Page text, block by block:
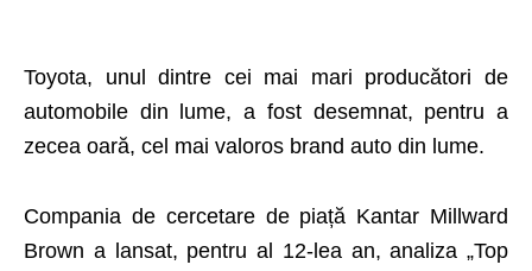
Toyota, unul dintre cei mai mari producători de
automobile din lume, a fost desemnat, pentru a
zecea oară, cel mai valoros brand auto din lume.
Compania de cercetare de piață Kantar Millward
Brown a lansat, pentru al 12-lea an, analiza „Top